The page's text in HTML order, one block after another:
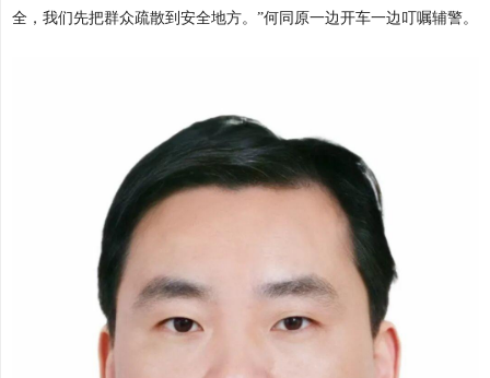
全，我们先把群众疏散到安全地方。”何同原一边开车一边叮嘱辅警。